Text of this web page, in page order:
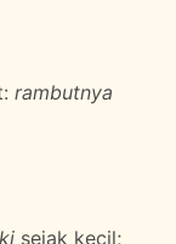
rambutnya
sejak kecil;